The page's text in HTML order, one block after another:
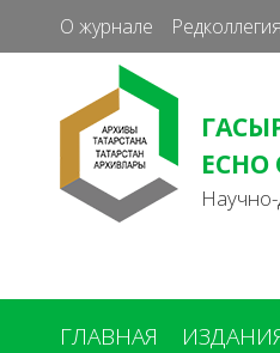
О журнале Редколлегия
ECHO
ГЛАВНАЯ